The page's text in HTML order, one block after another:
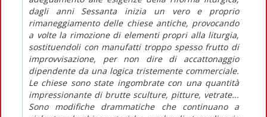
dagli anni Sessanta inizia un vero e proprio
rimaneggiamento delle chiese antiche, provocando
a volte la rimozione di elementi propri alla liturgia,
sostituendoli con manufatti troppo spesso frutto di
improvvisazione, per non dire di accattonaggio
dipendente da una logica tristemente commerciale.
Le chiese sono state ingombrate con una quantità
impressionante di brutte sculture, pitture, vetrate...
Sono modifiche drammatiche che continuano a